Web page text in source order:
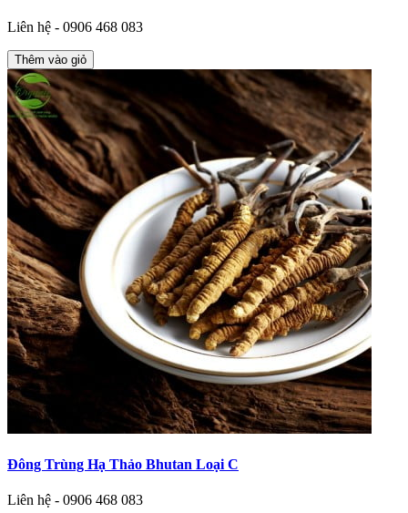
Liên hệ - 0906 468 083
Thêm vào giỏ
Đông Trùng Hạ Thảo Bhutan Loại C
Liên hệ - 0906 468 083